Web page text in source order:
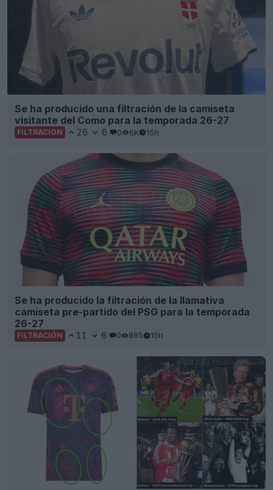
Se ha producido una filtración de la camiseta
visitante del Como para la temporada 26-27
FILTRACIÓN 26 6 0 6K 15h
Se ha producido la filtración de la llamativa
camiseta pre-partido del PSG para la temporada
26-27
FILTRACIÓN 11 6 0 865 15h